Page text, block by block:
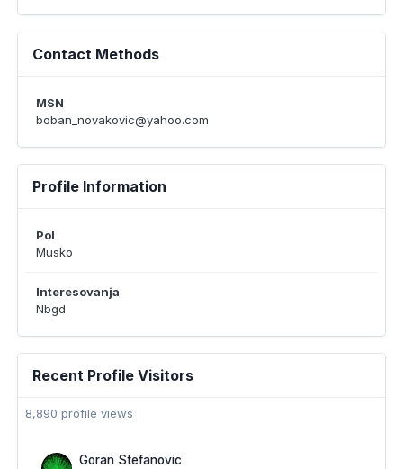
Contact Methods
MSN
boban_novakovic@yahoo.com
Profile Information
Pol
Musko
Interesovanja
Nbgd
Recent Profile Visitors
8,890 profile views
Goran Stefanovic